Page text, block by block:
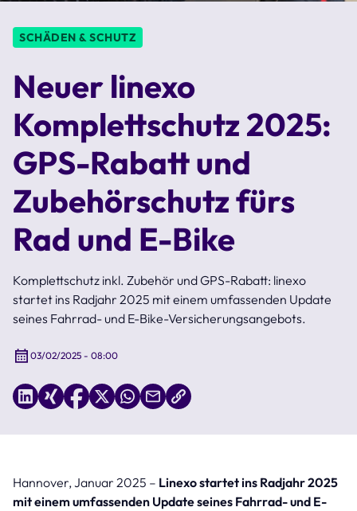
SCHÄDEN & SCHUTZ
Neuer linexo
Komplettschutz 2025:
GPS-Rabatt und
Zubehörschutz fürs
Rad und E-Bike
Komplettschutz inkl. Zubehör und GPS-Rabatt: linexo
startet ins Radjahr 2025 mit einem umfassenden Update
seines Fahrrad- und E-Bike-Versicherungsangebots.
03/02/2025 - 08:00
Hannover, Januar 2025 – Linexo startet ins Radjahr 2025
mit einem umfassenden Update seines Fahrrad- und E-